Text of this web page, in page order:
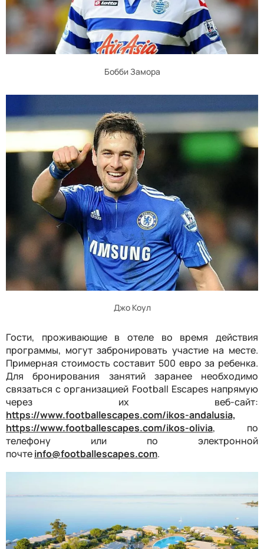
Бобби Замора
Джо Коул
Гости, проживающие в отеле во время действия
программы, могут забронировать участие на месте.
Примерная стоимость составит 500 евро за ребенка.
Для бронирования занятий заранее необходимо
связаться с организацией Football Escapes напрямую
через их веб-сайт:
https://www.footballescapes.com/ikos-andalusia,
https://www.footballescapes.com/ikos-olivia, по
телефону или по электронной
почтеinfo@footballescapes.com.